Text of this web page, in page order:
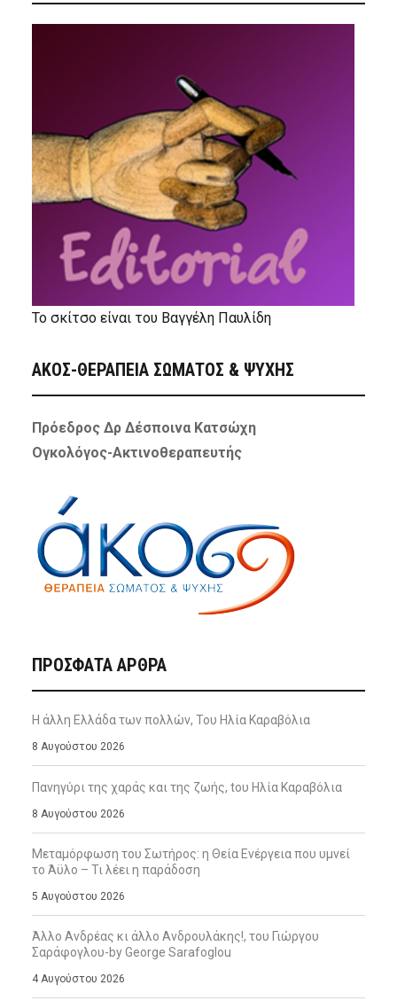
Το σκίτσο είναι του Βαγγέλη Παυλίδη
ΑΚΟΣ-ΘΕΡΑΠΕΙΑ ΣΩΜΑΤΟΣ & ΨΥΧΗΣ
Πρόεδρος Δρ Δέσποινα Κατσώχη
Ογκολόγος-Ακτινοθεραπευτής
ΠΡΌΣΦΑΤΑ ΆΡΘΡΑ
Η άλλη Ελλάδα των πολλών, Του Ηλία Καραβόλια
8 Αυγούστου 2026
Πανηγύρι της χαράς και της ζωής, tου Ηλία Καραβόλια
8 Αυγούστου 2026
Μεταμόρφωση του Σωτήρος: η Θεία Ενέργεια που υμνεί
το Άϋλο – Τι λέει η παράδοση
5 Αυγούστου 2026
Άλλο Ανδρέας κι άλλο Ανδρουλάκης!, του Γιώργου
Σαράφογλου-by George Sarafoglou
4 Αυγούστου 2026